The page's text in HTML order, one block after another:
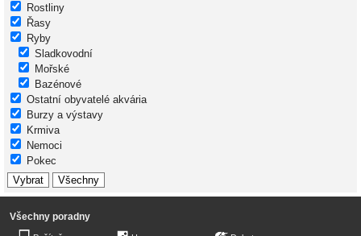
Rostliny
Řasy
Ryby
Sladkovodní
Mořské
Bazénové
Ostatní obyvatelé akvária
Burzy a výstavy
Krmiva
Nemoci
Pokec
Všechny poradny